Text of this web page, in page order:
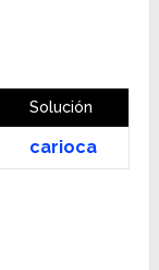
Solución
carioca